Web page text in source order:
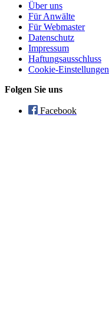
Über uns
Für Anwälte
Für Webmaster
Datenschutz
Impressum
Haftungsausschluss
Cookie-Einstellungen
Folgen Sie uns
Facebook